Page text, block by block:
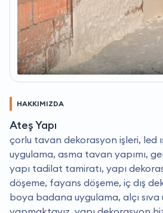
HAKKIMIZDA
Ateş Yapı
çorlu tavan dekorasyon işleri, led
uygulama, asma tavan yapımı,
yapı tadilat tamiratı, yapı
döşeme, fayans döşeme, iç dış
boya badana uygulama, alçı sıva